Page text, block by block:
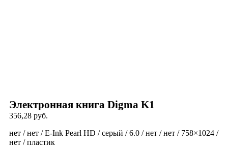
Электронная книга Digma K1
356,28 руб.
нет / нет / E-Ink Pearl HD / серый / 6.0 / нет / нет / 758×1024 /
нет / пластик